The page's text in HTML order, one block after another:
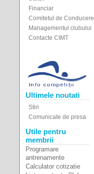
Financiar
Comitetul de Conducere
Managementul clubului
Contacte CIMT
Ultimele noutati
Stiri
Comunicate de presa
Utile pentru
membrii
Programare
antrenamente
Calculator cotizatie